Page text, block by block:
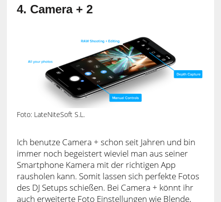
4. Camera + 2
Foto: LateNiteSoft S.L.
Ich benutze Camera + schon seit Jahren und bin
immer noch begeistert wieviel man aus seiner
Smartphone Kamera mit der richtigen App
rausholen kann. Somit lassen sich perfekte Fotos
des DJ Setups schießen. Bei Camera + könnt ihr
auch erweiterte Foto Einstellungen wie Blende,